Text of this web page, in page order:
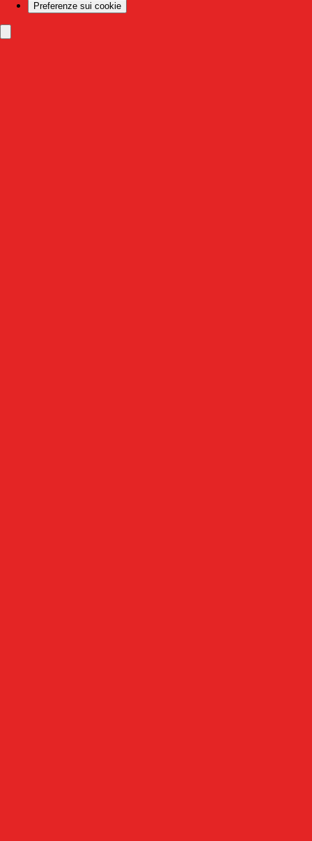
Preferenze sui cookie